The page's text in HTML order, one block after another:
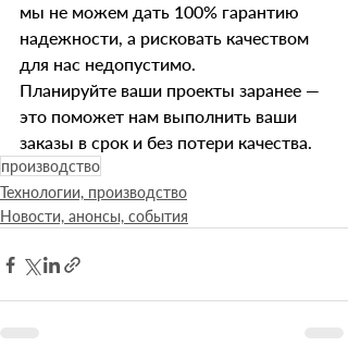
мы не можем дать 100% гарантию
надежности, а рисковать качеством
для нас недопустимо.
Планируйте ваши проекты заранее —
это поможет нам выполнить ваши
заказы в срок и без потери качества.
производство
Технологии, производство
Новости, анонсы, события